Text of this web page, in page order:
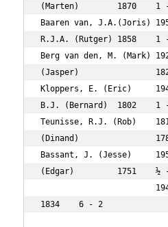
(Marten)	1870	1 - 0
Baaren van, J.A.(Joris)	1957	Hesselink,
R.J.A. (Rutger)	1858	1 - 0
Berg van den, M. (Mark)	1929	Hamhuis, J.
(Jasper)		1827	½ - ½
Kloppers, E. (Eric)	1941	Lenthe van,
B.J. (Bernard)	1802	1 - 0
Teunisse, R.J. (Rob)	1812	Wilps, D.J.
(Dinand)		1780	½ - ½
Bassant, J. (Jesse)	1950	Spanjers, E.
(Edgar)		1751	½ - ½
1834	6 - 2